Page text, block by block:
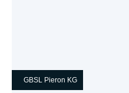
GBSL Pieron KG